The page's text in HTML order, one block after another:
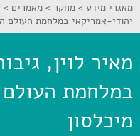
מאגרי מידע > מחקר > מאמרים >
יהודי-אמריקאי במלחמת העולם
מאיר לוין,
במלחמת
מיכלסון